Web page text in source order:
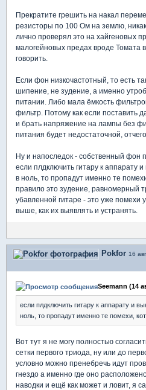
Прекратите грешить на накал
резисторы по 100 Ом на землю,
лично проверял это на хайгеновых
малогейновых предах вроде
говорить.
Если фон низкочастотный, то есть
шипение, не зудение, а именно
питании. Либо мала ёмкость
фильтр. Потому как если поставить
и брать напряжение на лампы без
питания будет недостаточной,
Ну и напоследок - собственный фон
если плдключить гитару к аппарату и
в ноль, то пропадут именно те
правило это зудение, равномерный
убавленной гитаре - это уже помехи
выше, как их выявлять и устранять.
Pokfor 16
Seemann (14
если плдключить гитару к аппарату и
ноль, то пропадут именно те помехи,
Вот тут я не могу полностью
сетки первого триода, ну или до
условно можно пренебречь идут
гнездо а именно где оно
наводки и ещё как может и ловит, я